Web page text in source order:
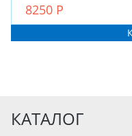
8250 Р
КАТАЛОГ